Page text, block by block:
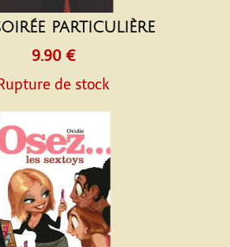
particulière
9.90 €
Rupture de stock